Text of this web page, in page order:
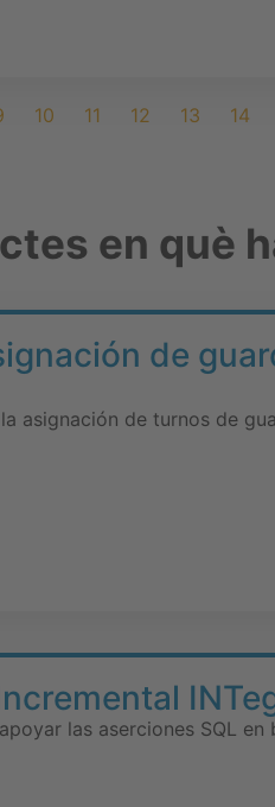
10 11 12 13 14
en què
de
asignación de turnos de
las aserciones SQL